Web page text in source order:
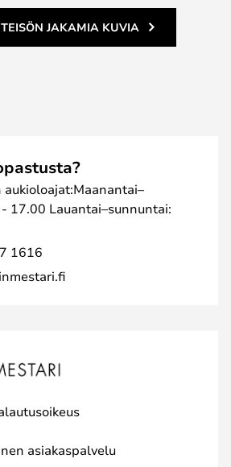
JAKAMIA KUVIA
17.00 Lauantai–sunnuntai:
1616
asiakaspalvelu